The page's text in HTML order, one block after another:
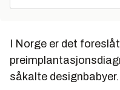
I Norge er det
såkalte designbabyer.